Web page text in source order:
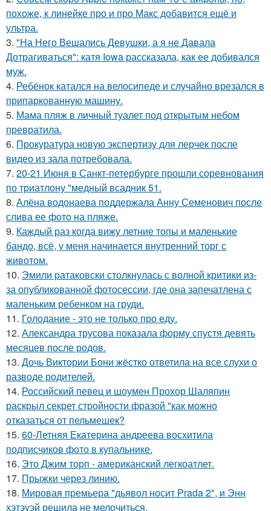
похоже, к линейке про и про Макс добавится ещё и
ультра.
3. "На Него Вешались Девушки, а я не Давала
Дотрагиваться": катя Iowa рассказала, как ее добивался
муж.
4. Ребёнок катался на велосипеде и случайно врезался в
припаркованную машину.
5. Мама пляж в личный туалет под открытым небом
превратила.
6. Прокуратура новую экспертизу для лерчек после
видео из зала потребовала.
7. 20-21 Июня в Санкт-петербурге прошли соревнования
по триатлону "медный всадник 51.
8. Алёна водонаева поддержала Анну Семенович после
слива ее фото на пляже.
9. Каждый раз когда вижу летние топы и маленькие
бандо, всё, у меня начинается внутренний торг с
животом.
10. Эмили ратаковски столкнулась с волной критики из-
за опубликованной фотосессии, где она запечатлена с
маленьким ребенком на груди.
11. Голодание - это не только про еду.
12. Александра трусова показала форму спустя девять
месяцев после родов.
13. Дочь Виктории Бони жёстко ответила на все слухи о
разводе родителей.
14. Российский певец и шоумен Прохор Шаляпин
раскрыл секрет стройности фразой "как можно
отказаться от пельмешек?
15. 60-Летняя Екатерина андреева восхитила
подписчиков фото в купальнике.
16. Это Джим торп - американский легкоатлет.
17. Прыжки через линию.
18. Мировая премьера "дьявол носит Prada 2", и Энн
хэтэуэй решила не мелочиться.